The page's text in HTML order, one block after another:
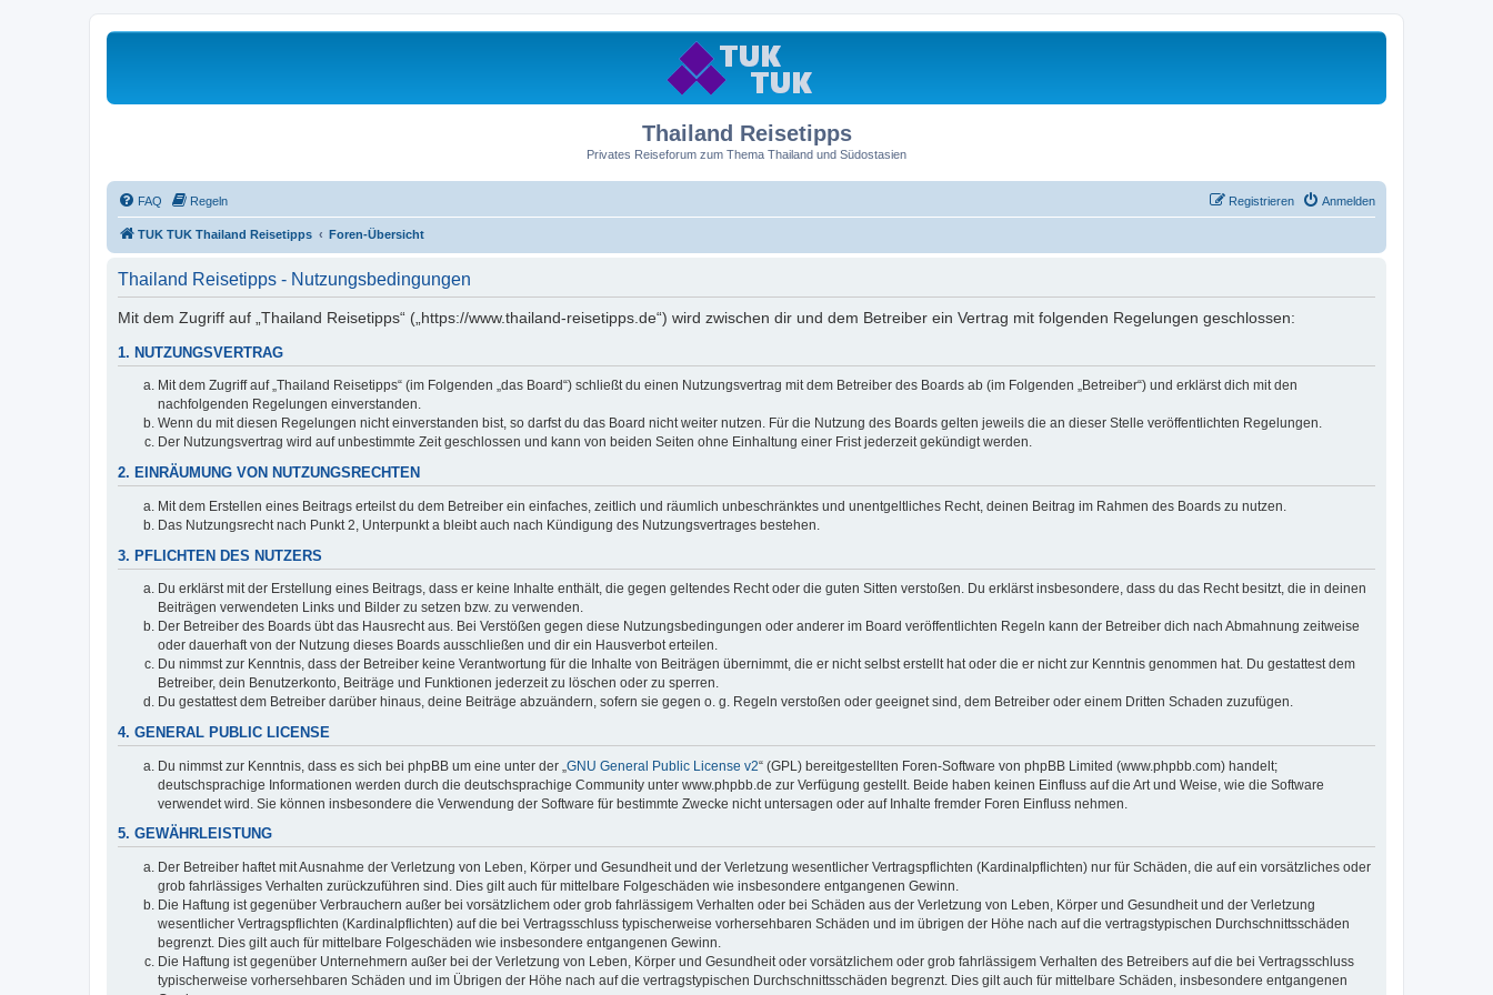
Thailand Reisetipps
Privates Reiseforum zum Thema Thailand und Südostasien
FAQ Regeln Anmelden
Registrieren
TUK TUK Thailand Reisetipps Foren-Übersicht
Thailand Reisetipps - Nutzungsbedingungen
Mit dem Zugriff auf „Thailand Reisetipps“ („https://www.thailand-reisetipps.de“) wird zwischen dir und dem Betreiber ein Vertrag mit folgenden Regelungen geschlossen:
1. NUTZUNGSVERTRAG
Mit dem Zugriff auf „Thailand Reisetipps“ (im Folgenden „das Board“) schließt du einen Nutzungsvertrag mit dem Betreiber des Boards ab (im Folgenden „Betreiber“) und erklärst dich mit den
nachfolgenden Regelungen einverstanden.
Wenn du mit diesen Regelungen nicht einverstanden bist, so darfst du das Board nicht weiter nutzen. Für die Nutzung des Boards gelten jeweils die an dieser Stelle veröffentlichten Regelungen.
Der Nutzungsvertrag wird auf unbestimmte Zeit geschlossen und kann von beiden Seiten ohne Einhaltung einer Frist jederzeit gekündigt werden.
2. EINRÄUMUNG VON NUTZUNGSRECHTEN
Mit dem Erstellen eines Beitrags erteilst du dem Betreiber ein einfaches, zeitlich und räumlich unbeschränktes und unentgeltliches Recht, deinen Beitrag im Rahmen des Boards zu nutzen.
Das Nutzungsrecht nach Punkt 2, Unterpunkt a bleibt auch nach Kündigung des Nutzungsvertrages bestehen.
3. PFLICHTEN DES NUTZERS
Du erklärst mit der Erstellung eines Beitrags, dass er keine Inhalte enthält, die gegen geltendes Recht oder die guten Sitten verstoßen. Du erklärst insbesondere, dass du das Recht besitzt, die in deinen
Beiträgen verwendeten Links und Bilder zu setzen bzw. zu verwenden.
Der Betreiber des Boards übt das Hausrecht aus. Bei Verstößen gegen diese Nutzungsbedingungen oder anderer im Board veröffentlichten Regeln kann der Betreiber dich nach Abmahnung zeitweise
oder dauerhaft von der Nutzung dieses Boards ausschließen und dir ein Hausverbot erteilen.
Du nimmst zur Kenntnis, dass der Betreiber keine Verantwortung für die Inhalte von Beiträgen übernimmt, die er nicht selbst erstellt hat oder die er nicht zur Kenntnis genommen hat. Du gestattest dem
Betreiber, dein Benutzerkonto, Beiträge und Funktionen jederzeit zu löschen oder zu sperren.
Du gestattest dem Betreiber darüber hinaus, deine Beiträge abzuändern, sofern sie gegen o. g. Regeln verstoßen oder geeignet sind, dem Betreiber oder einem Dritten Schaden zuzufügen.
4. GENERAL PUBLIC LICENSE
Du nimmst zur Kenntnis, dass es sich bei phpBB um eine unter der „ GNU General Public License v2“ (GPL) bereitgestellten Foren-Software von phpBB Limited (www.phpbb.com) handelt;
deutschsprachige Informationen werden durch die deutschsprachige Community unter www.phpbb.de zur Verfügung gestellt. Beide haben keinen Einfluss auf die Art und Weise, wie die Software
verwendet wird. Sie können insbesondere die Verwendung der Software für bestimmte Zwecke nicht untersagen oder auf Inhalte fremder Foren Einfluss nehmen.
5. GEWÄHRLEISTUNG
Der Betreiber haftet mit Ausnahme der Verletzung von Leben, Körper und Gesundheit und der Verletzung wesentlicher Vertragspflichten (Kardinalpflichten) nur für Schäden, die auf ein vorsätzliches oder
grob fahrlässiges Verhalten zurückzuführen sind. Dies gilt auch für mittelbare Folgeschäden wie insbesondere entgangenen Gewinn.
Die Haftung ist gegenüber Verbrauchern außer bei vorsätzlichem oder grob fahrlässigem Verhalten oder bei Schäden aus der Verletzung von Leben, Körper und Gesundheit und der Verletzung
wesentlicher Vertragspflichten (Kardinalpflichten) auf die bei Vertragsschluss typischerweise vorhersehbaren Schäden und im übrigen der Höhe nach auf die vertragstypischen Durchschnittsschäden
begrenzt. Dies gilt auch für mittelbare Folgeschäden wie insbesondere entgangenen Gewinn.
Die Haftung ist gegenüber Unternehmern außer bei der Verletzung von Leben, Körper und Gesundheit oder vorsätzlichem oder grob fahrlässigem Verhalten des Betreibers auf die bei Vertragsschluss
typischerweise vorhersehbaren Schäden und im Übrigen der Höhe nach auf die vertragstypischen Durchschnittsschäden begrenzt. Dies gilt auch für mittelbare Schäden, insbesondere entgangenen